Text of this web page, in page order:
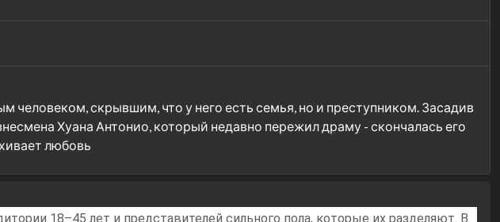
скрывшим, что у него есть семья, но и преступником. Засадив
Хуана Антонио, который недавно пережил драму - скончалась его
любовь
18–45 лет и представителей сильного пола, которые их разделяют. В